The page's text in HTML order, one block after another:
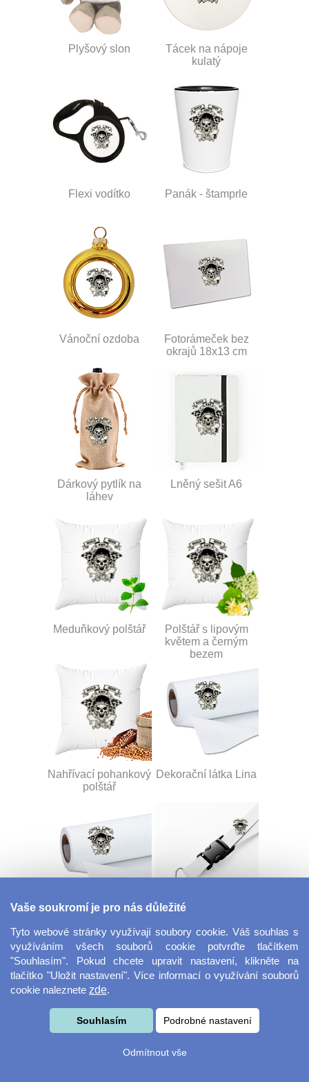
Plyšový slon
Tácek na nápoje
kulatý
Flexi vodítko Panák - štamprle
Vánoční ozdoba
Fotorámeček bez
okrajů 18x13 cm
Dárkový pytlík na
láhev
Lněný sešit A6
Meduňkový polštář
Polštář s lipovým
květem a černým
bezem
Nahřívací pohankový
polštář
Dekorační látka Lina
Miranda
přezkou
Vaše soukromí je pro nás důležité
Tyto webové stránky využívají soubory cookie. Váš souhlas s
využíváním všech souborů cookie potvrďte tlačítkem
"Souhlasím". Pokud chcete upravit nastavení, klikněte na
tlačítko "Uložit nastavení". Více informací o využívání souborů
cookie naleznete zde.
Souhlasím Podrobné nastavení
Odmítnout vše